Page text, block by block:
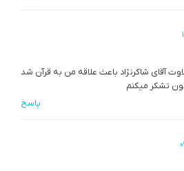
آقای شاکرنژاد باعث علاقه من به قرآن شد
تشکر میکنم
پاسخ